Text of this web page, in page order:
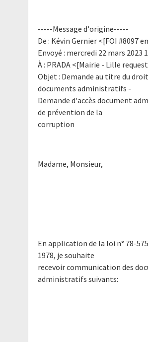
-----Message d'origine-----
De : Kévin Gernier <[FOI #8097
Envoyé : mercredi 22 mars 2023
À : PRADA <[Mairie - Lille
Objet : Demande au titre du droit
documents administratifs -
Demande d'accès document
de prévention de la
corruption
Madame, Monsieur,
En application de la loi n° 78-
1978, je souhaite
recevoir communication des
administratifs suivants: